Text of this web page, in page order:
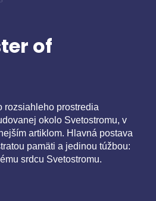
of
rozsiahleho prostredia
okolo Svetostromu, v
artiklom. Hlavná postava
pamäti a jedinou túžbou:
srdcu Svetostromu.